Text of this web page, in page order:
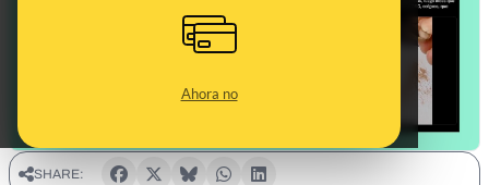
Ahora no
SHARE: